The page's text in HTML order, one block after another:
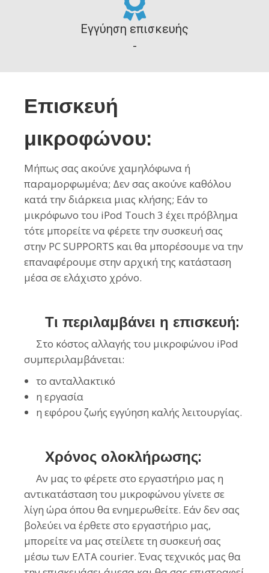
Εγγύηση επισκευής
-
Επισκευή
μικροφώνου:
Μήπως σας ακούνε χαμηλόφωνα ή
παραμορφωμένα; Δεν σας ακούνε καθόλου
κατά την διάρκεια μιας κλήσης; Εάν το
μικρόφωνο του iPod Touch 3 έχει πρόβλημα
τότε μπορείτε να φέρετε την συσκευή σας
στην PC SUPPORTS και θα μπορέσουμε να την
επαναφέρουμε στην αρχική της κατάσταση
μέσα σε ελάχιστο χρόνο.
Τι περιλαμβάνει η επισκευή:
Στο κόστος αλλαγής του μικροφώνου iPod
συμπεριλαμβάνεται:
το ανταλλακτικό
η εργασία
η εφόρου ζωής εγγύηση καλής λειτουργίας.
Χρόνος ολοκλήρωσης:
Αν μας το φέρετε στο εργαστήριο μας η
αντικατάσταση του μικροφώνου γίνετε σε
λίγη ώρα όπου θα ενημερωθείτε. Εάν δεν σας
βολεύει να έρθετε στο εργαστήριο μας,
μπορείτε να μας στείλετε τη συσκευή σας
μέσω των ΕΛΤΑ courier. Ένας τεχνικός μας θα